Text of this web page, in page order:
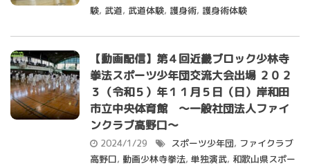
験, 武道, 武道体験, 護身術, 護身術体験
【動画配信】第４回近畿ブロック少林寺
拳法スポーツ少年団交流大会出場 ２０２
３（令和５）年１１月５日（日）岸和田
市立中央体育館 ～一般社団法人ファイ
ンクラブ高野口～
2024/1/29 スポーツ少年団, ファイクラブ
高野口, 動画少林寺拳法, 単独演武, 和歌山県スポー